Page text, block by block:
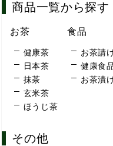
商品一覧から探す
お茶
健康茶
日本茶
抹茶
玄米茶
ほうじ茶
食品
お茶請
健康食
お茶漬
その他